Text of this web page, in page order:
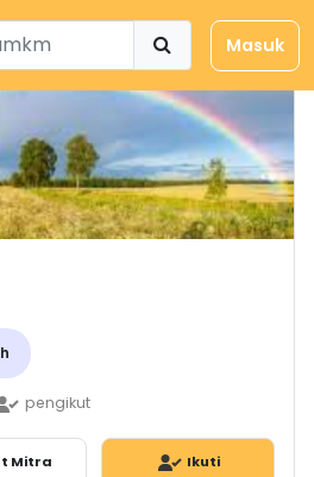
Masuk
pengikut
Mitra Ikuti